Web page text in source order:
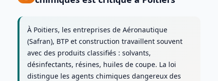
À Poitiers, les entreprises de Aéronautique
(Safran), BTP et construction travaillent souvent
avec des produits classifiés : solvants,
désinfectants, résines, huiles de coupe. La loi
distingue les agents chimiques dangereux des